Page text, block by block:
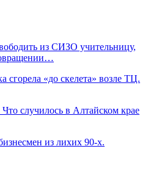
из СИЗО учительницу,
сгорела «до скелета» возле ТЦ.
случилось в Алтайском крае
из лихих 90-х.